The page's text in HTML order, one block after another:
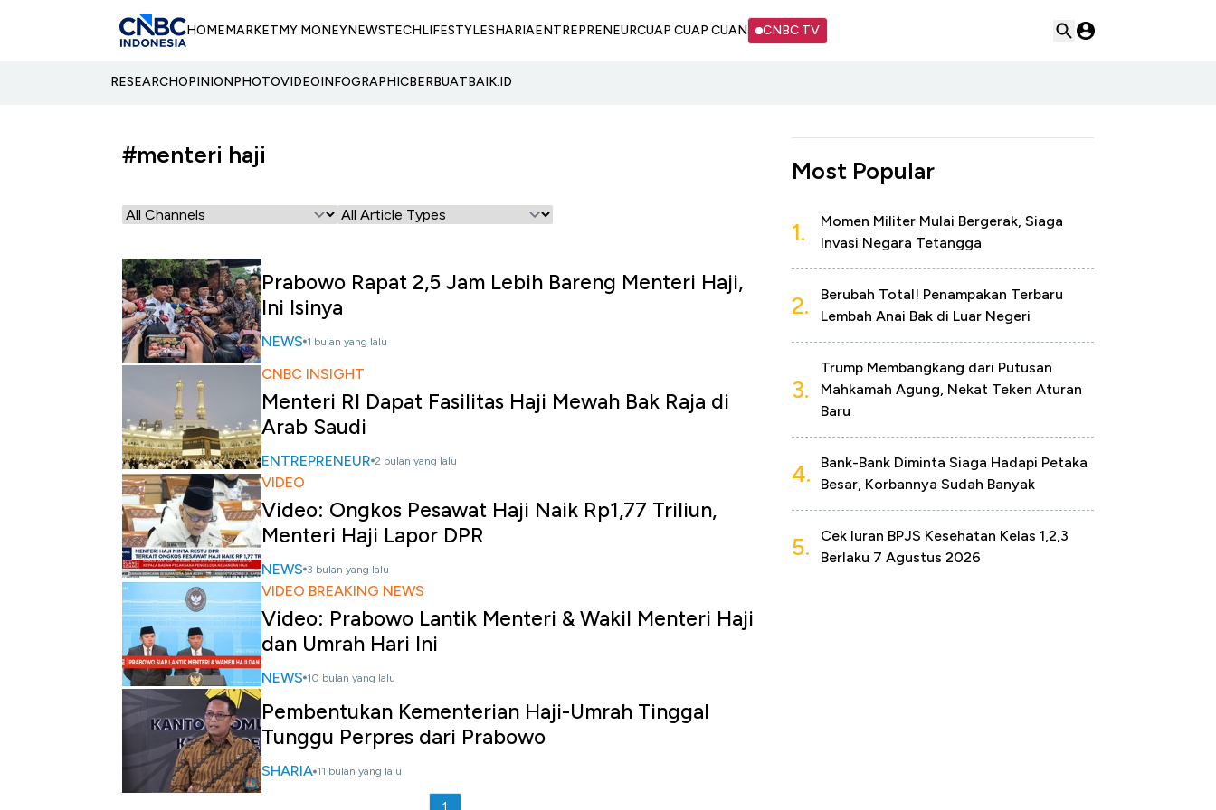
HOMEMARKETMY MONEYNEWSTECHLIFESTYLESHARIAENTREPRENEURCUAP CUAP CUAN CNBC TV
RESEARCHOPINIONPHOTOVIDEOINFOGRAPHICBERBUATBAIK.ID
#menteri haji
Prabowo Rapat 2,5 Jam Lebih Bareng Menteri Haji,
Ini Isinya
NEWS 1 bulan yang lalu
CNBC INSIGHT
Menteri RI Dapat Fasilitas Haji Mewah Bak Raja di
Arab Saudi
ENTREPRENEUR 2 bulan yang lalu
VIDEO
Video: Ongkos Pesawat Haji Naik Rp1,77 Triliun,
Menteri Haji Lapor DPR
NEWS 3 bulan yang lalu
VIDEO BREAKING NEWS
Video: Prabowo Lantik Menteri & Wakil Menteri Haji
dan Umrah Hari Ini
NEWS 10 bulan yang lalu
Pembentukan Kementerian Haji-Umrah Tinggal
Tunggu Perpres dari Prabowo
SHARIA 11 bulan yang lalu
1
Most Popular
1.
Momen Militer Mulai Bergerak, Siaga
Invasi Negara Tetangga
2.
Berubah Total! Penampakan Terbaru
Lembah Anai Bak di Luar Negeri
3.
Trump Membangkang dari Putusan
Mahkamah Agung, Nekat Teken Aturan
Baru
4.
Bank-Bank Diminta Siaga Hadapi Petaka
Besar, Korbannya Sudah Banyak
5.
Cek Iuran BPJS Kesehatan Kelas 1,2,3
Berlaku 7 Agustus 2026